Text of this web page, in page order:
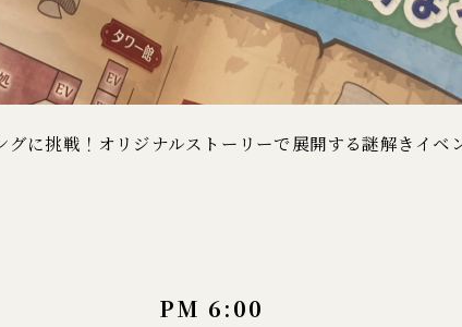
に挑戦！オリジナルストーリーで展開する謎解きイベ
PM 6:00